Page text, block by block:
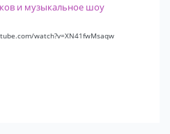
и музыкальное шоу
watch?v=XN41fwMsaqw